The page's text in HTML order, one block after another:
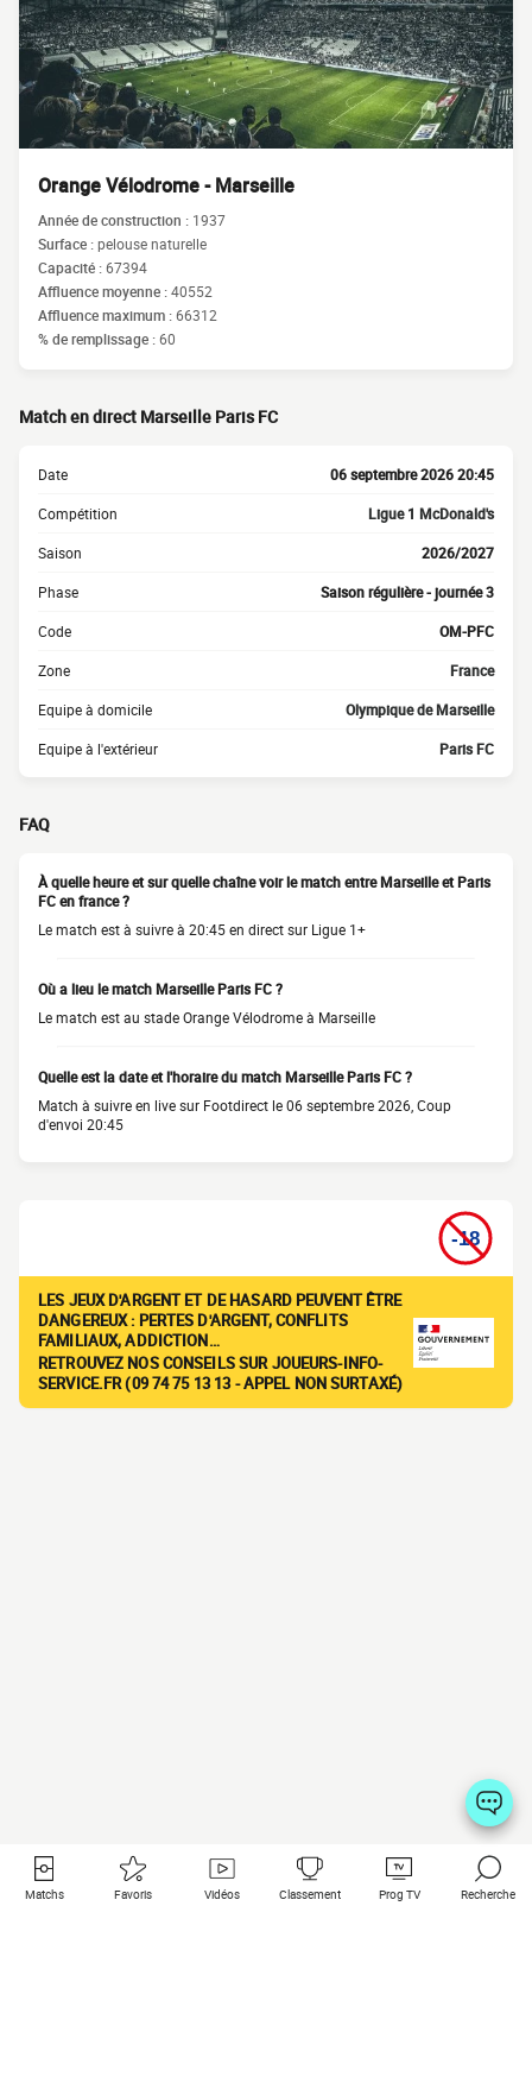
Orange Vélodrome - Marseille
Année de construction : 1937
Surface :pelouse naturelle
Capacité :67394
Affluence moyenne :40552
Affluence maximum :66312
% de remplissage :60
Match en direct Marseille Paris FC
Date 06 septembre 2026 20:45
Compétition Ligue 1 McDonald's
Saison 2026/2027
Phase Saison régulière - journée 3
Code OM-PFC
Zone France
Equipe à domicile Olympique de Marseille
Equipe à l'extérieur Paris FC
FAQ
À quelle heure et sur quelle chaîne voir le match entre Marseille et Paris
FC en france ?
Le match est à suivre à 20:45 en direct sur Ligue 1+
Où a lieu le match Marseille Paris FC ?
Le match est au stade Orange Vélodrome à Marseille
Quelle est la date et l'horaire du match Marseille Paris FC ?
Match à suivre en live sur Footdirect le 06 septembre 2026, Coup
d'envoi 20:45
LES JEUX D'ARGENT ET DE HASARD PEUVENT ÊTRE
DANGEREUX : PERTES D'ARGENT, CONFLITS
FAMILIAUX, ADDICTION…
RETROUVEZ NOS CONSEILS SUR JOUEURS-INFO-
SERVICE.FR (09 74 75 13 13 - APPEL NON SURTAXÉ)
Matchs Favoris Vidéos Classement Prog TV Recherche